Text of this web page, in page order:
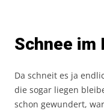
Schnee im
Da schneit es ja
die sogar liegen
schon gewundert,